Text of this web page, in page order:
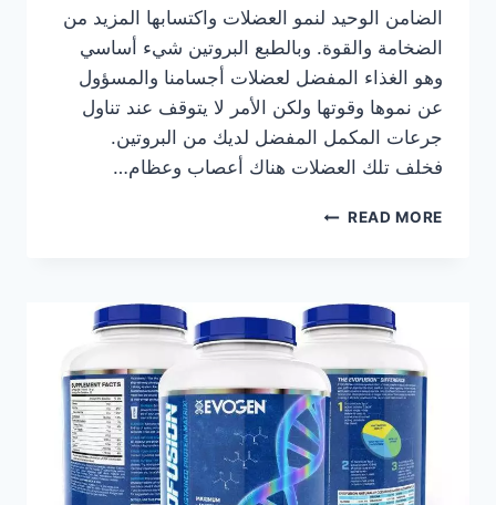
الضامن الوحيد لنمو العضلات واكتسابها المزيد من
الضخامة والقوة. وبالطبع البروتين شيء أساسي
وهو الغذاء المفضل لعضلات أجسامنا والمسؤول
عن نموها وقوتها ولكن الأمر لا يتوقف عند تناول
جرعات المكمل المفضل لديك من البروتين.
فخلف تلك العضلات هناك أعصاب وعظام…
READ MOREأهم
كمال
الأجسام